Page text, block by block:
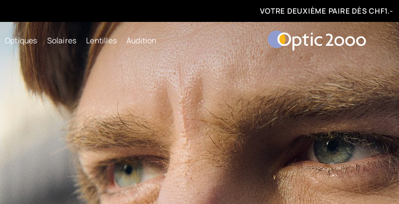
FACILITÉS DE PAIEMENT : 3, 6 OU 12 FOIS
Optiques Solaires Lentilles Audition